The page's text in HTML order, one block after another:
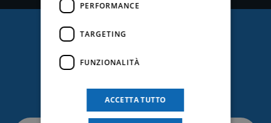
Ti potrebbe anche
interessare
PERFORMANCE
TARGETING
FUNZIONALITÀ
ACCETTA TUTTO